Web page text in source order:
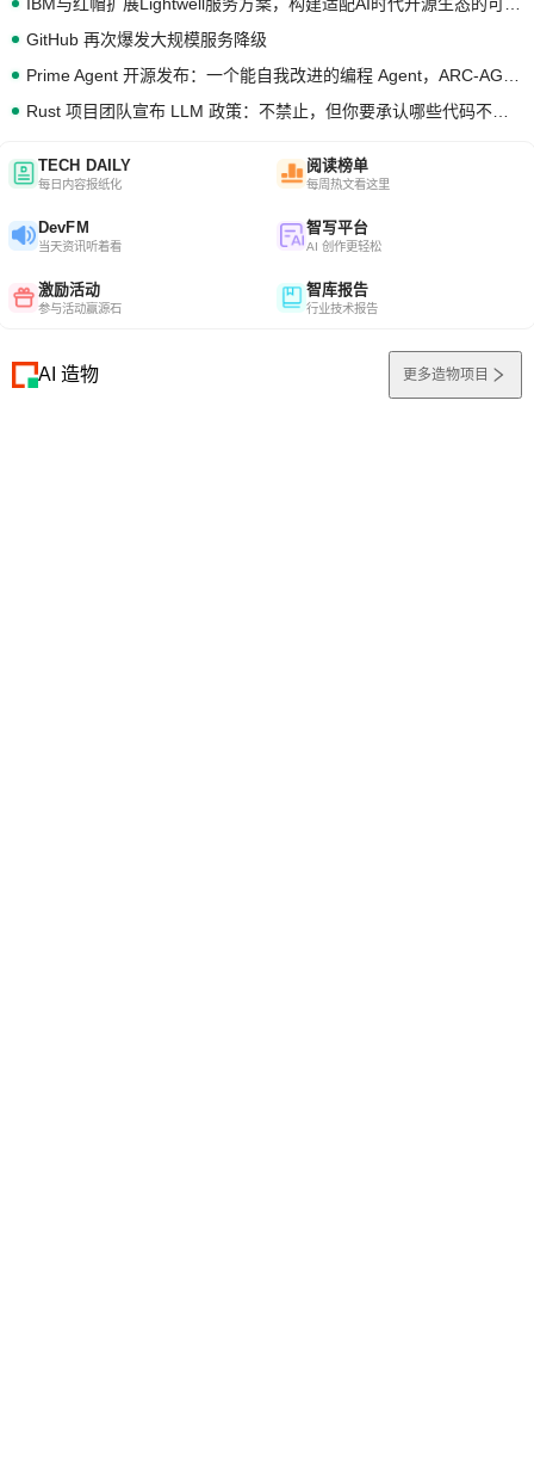
GitHub 再次爆发大规模服务降级
TECH DAILY
每日内容报纸化
阅读榜单
每周热文看这里
DevFM
当天资讯听着看
智写平台
AI 创作更轻松
激励活动
参与活动赢源石
智库报告
行业技术报告
AI 造物 更多造物项目